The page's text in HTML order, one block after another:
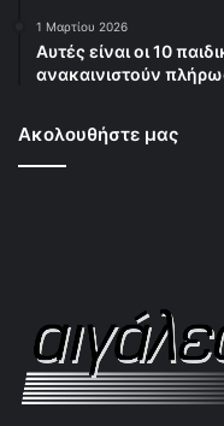
1 Μαρτίου 2026
Αυτές είναι οι 10
ανακαινιστούν
Ακολουθήστε μας